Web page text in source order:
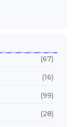
(67)
(16)
(99)
(28)